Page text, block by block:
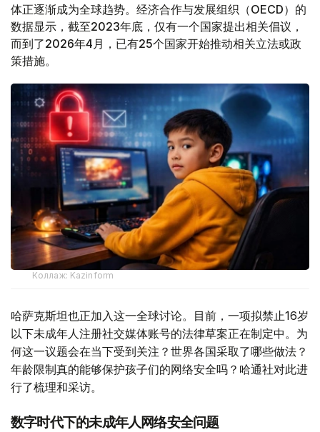
体正逐渐成为全球趋势。经济合作与发展组织（OECD）的
数据显示，截至2023年底，仅有一个国家提出相关倡议，
而到了2026年4月，已有25个国家开始推动相关立法或政
策措施。
Коллаж: Kazinform
哈萨克斯坦也正加入这一全球讨论。目前，一项拟禁止16岁
以下未成年人注册社交媒体账号的法律草案正在制定中。为
何这一议题会在当下受到关注？世界各国采取了哪些做法？
年龄限制真的能够保护孩子们的网络安全吗？哈通社对此进
行了梳理和采访。
数字时代下的未成年人网络安全问题